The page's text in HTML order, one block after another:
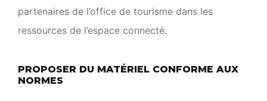
partenaires de l’office de tourisme dans les
ressources de l’espace connecté.
PROPOSER DU MATÉRIEL CONFORME AUX
NORMES